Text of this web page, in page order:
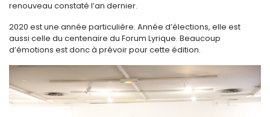
renouveau constaté l’an dernier.
2020 est une année particulière. Année d’élections, elle est
aussi celle du centenaire du Forum Lyrique. Beaucoup
d’émotions est donc à prévoir pour cette édition.